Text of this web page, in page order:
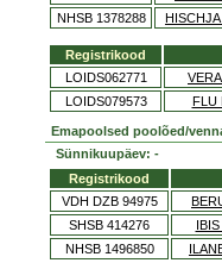
NHSB 1378288
Registrikood
LOIDS062771
LOIDS079573
FLU
Emapoolsed poolõed/
Sünnikuupäev: -
Registrikood
VDH DZB 94975
SHSB 414276
NHSB 1496850